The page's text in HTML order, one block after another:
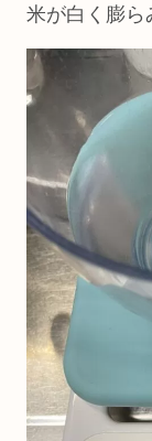
米が白く膨ら